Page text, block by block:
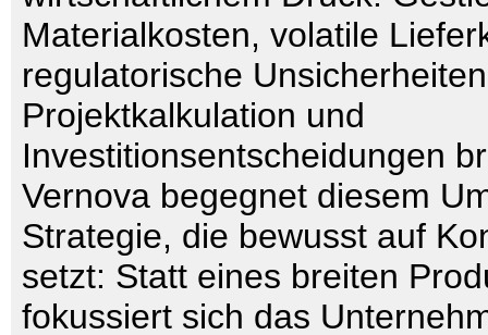
Materialkosten, volatile
regulatorische
Projektkalkulation und
Investitionsentscheidungen
Vernova begegnet diesem
Strategie, die bewusst auf
setzt: Statt eines breiten
fokussiert sich das